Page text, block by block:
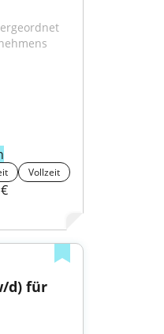
Vollzeit
d) für